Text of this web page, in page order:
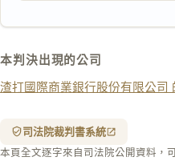
本判決出現的公司
渣打國際商業銀行股份有限公司
司法院裁判書系統
本頁全文逐字來自司法院公開資料，